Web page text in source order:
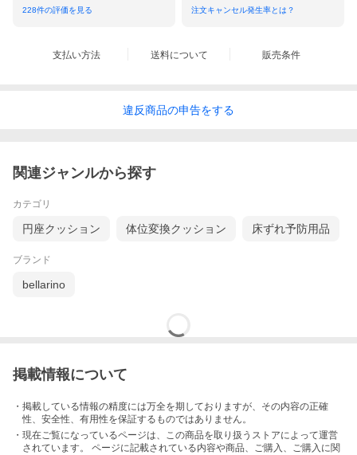
228件の評価を見る 注文キャンセル発生率とは？
支払い方法 送料について 販売条件
違反商品の申告をする
関連ジャンルから探す
カテゴリ
円座クッション 体位変換クッション 床ずれ予防用品
ブランド
bellarino
掲載情報について
・掲載している情報の精度には万全を期しておりますが、その内容の正確
性、安全性、有用性を保証するものではありません。
・現在ご覧になっているページは、この商品を取り扱うストアによって運営
されています。 ページに記載されている内容や商品、ご購入 、ご購入に関